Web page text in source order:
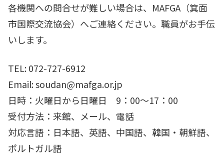
各機関への問合せが難しい場合は、MAFGA（箕面
市国際交流協会）へご連絡ください。職員がお手伝
いします。
TEL: 072-727-6912
Email: soudan@mafga.or.jp
日時：火曜日から日曜日 9：00～17：00
受付方法：来館、メール、電話
対応言語：日本語、英語、中国語、韓国・朝鮮語、
ポルトガル語